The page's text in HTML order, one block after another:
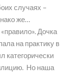
случаях –
же…
Дочка
на практику в
категорически
Но наша